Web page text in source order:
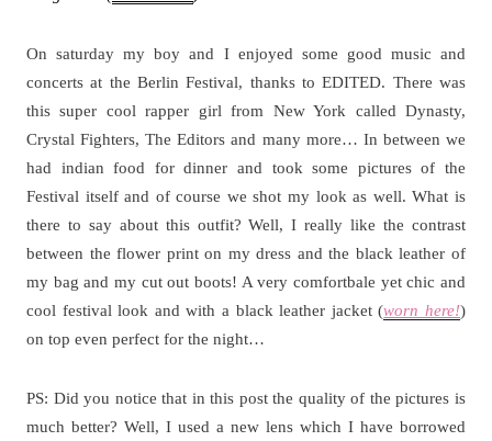
On saturday my boy and I enjoyed some good music and
concerts at the Berlin Festival, thanks to EDITED. There was
this super cool rapper girl from New York called Dynasty,
Crystal Fighters, The Editors and many more… In between we
had indian food for dinner and took some pictures of the
Festival itself and of course we shot my look as well. What is
there to say about this outfit? Well, I really like the contrast
between the flower print on my dress and the black leather of
my bag and my cut out boots! A very comfortbale yet chic and
cool festival look and with a black leather jacket (worn here!)
on top even perfect for the night…
PS: Did you notice that in this post the quality of the pictures is
much better? Well, I used a new lens which I have borrowed